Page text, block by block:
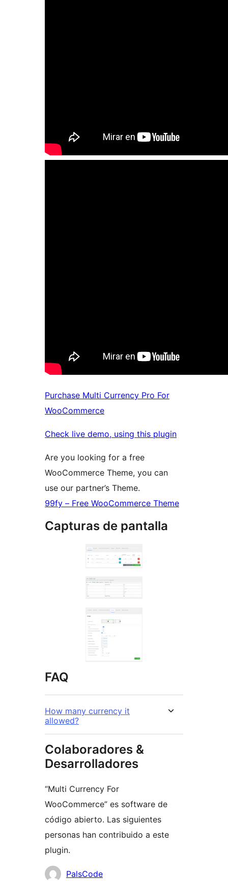
Purchase Multi Currency Pro For
WooCommerce
Check live demo, using this plugin
Are you looking for a free
WooCommerce Theme, you can
use our partner’s Theme.
99fy – Free WooCommerce Theme
Capturas de pantalla
FAQ
How many currency it
allowed?
Colaboradores &
Desarrolladores
“Multi Currency For
WooCommerce” es software de
código abierto. Las siguientes
personas han contribuido a este
plugin.
Colaboradores
PalsCode